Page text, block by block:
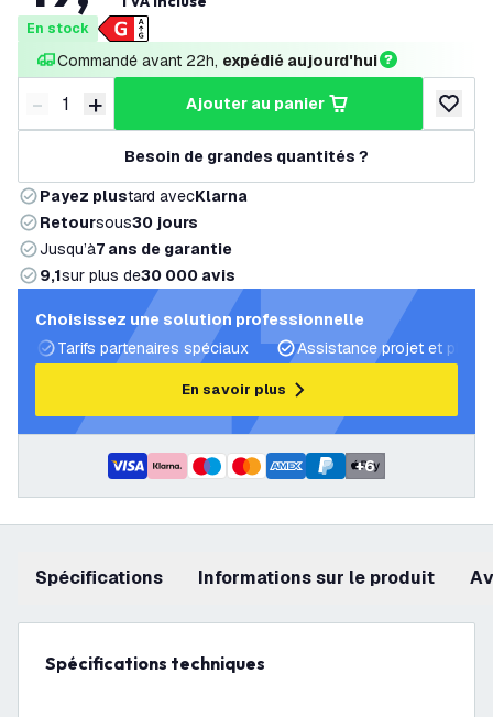
En stock
Commandé avant 22h, expédié aujourd'hui
Diminuer la quantité
- Augmenter la quantité
+ ajouter au panier
Besoin de grandes quantités ?
Payez plustard avecKlarna
Retoursous30 jours
Jusqu’à7 ans de garantie
9,1sur plus de30 000 avis
Choisissez une solution professionnelle
Tarifs partenaires spéciaux
Assistance projet et plans
En savoir plus
+6
Spécifications Informations sur le produit
Spécifications techniques